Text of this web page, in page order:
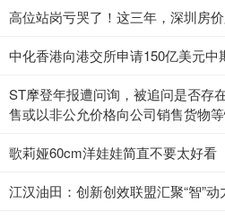
高位站岗亏哭了！这三年，深圳房
中化香港向港交所申请150亿美元
ST摩登年报遭问询，被追问是否存
售或以非公允价格向公司销售货物
歌莉娅60cm洋娃娃简直不要太好看
江汉油田：创新创效联盟汇聚“智”动